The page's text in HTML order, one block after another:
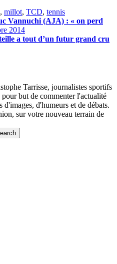
, millot, TCD, tennis
Vannuchi (AJA) : « on perd
2014
a tout d’un futur grand cru
Tarrisse, journalistes sportifs
but de commenter l'actualité
d'humeurs et de débats.
sur votre nouveau terrain de